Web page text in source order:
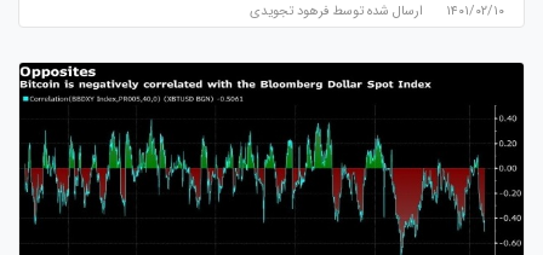
۱۴۰۱/۰۲/۱۰ ارسال شده توسط فرهود تجویدی